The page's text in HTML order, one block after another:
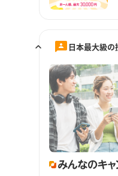
日本最大級の